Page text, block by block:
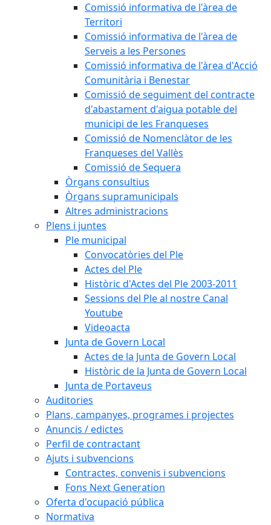
Comissió informativa de l'àrea de
Territori
Comissió informativa de l'àrea de
Serveis a les Persones
Comissió informativa de l'àrea d'Acció
Comunitària i Benestar
Comissió de seguiment del contracte
d'abastament d'aigua potable del
municipi de les Franqueses
Comissió de Nomenclàtor de les
Franqueses del Vallès
Comissió de Sequera
Òrgans consultius
Òrgans supramunicipals
Altres administracions
Plens i juntes
Ple municipal
Convocatòries del Ple
Actes del Ple
Històric d'Actes del Ple 2003-2011
Sessions del Ple al nostre Canal
Youtube
Videoacta
Junta de Govern Local
Actes de la Junta de Govern Local
Històric de la Junta de Govern Local
Junta de Portaveus
Auditories
Plans, campanyes, programes i projectes
Anuncis / edictes
Perfil de contractant
Ajuts i subvencions
Contractes, convenis i subvencions
Fons Next Generation
Oferta d'ocupació pública
Normativa